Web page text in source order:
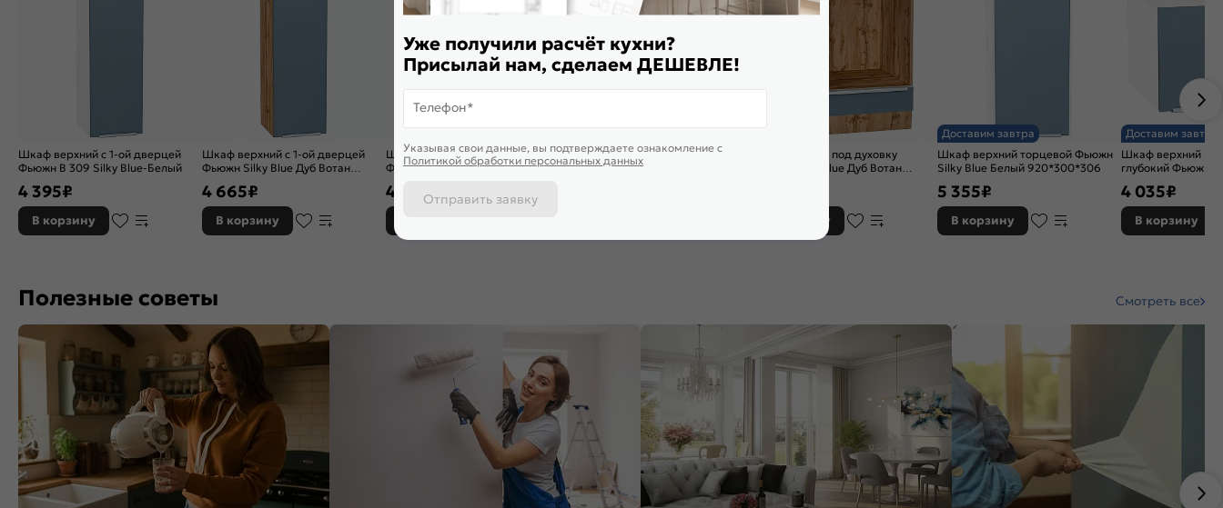
Шкаф верхний с 1-ой дверцей
Фьюжн В 309 Silky Blue-Белый
4 395₽
В корзину
Шкаф верхний с 1-ой дверцей
Фьюжн Silky Blue Дуб Вотан
4 665₽
В корзину
Шкаф верхний с 1-ой дверцей
Фьюжн Silky Blue Graphite
4 860₽
Шкаф верхний горизонтальный
Фьюжн Silky Blue Белый
Шкаф нижний под духовку
Фьюжн Silky Blue Дуб Вотан
В корзину
Доставим завтра
Шкаф верхний торцевой Фьюжн
Silky Blue Белый 920*300*306
5 355₽
В корзину
Доставим завтра
Шкаф верхний
глубокий Фьюжн
4 035₽
В корзину
Полезные советы Смотреть все
Уже получили расчёт кухни?
Присылай нам, сделаем ДЕШЕВЛЕ!
Телефон*
Указывая свои данные, вы подтверждаете ознакомление c
Политикой обработки персональных данных
Отправить заявку